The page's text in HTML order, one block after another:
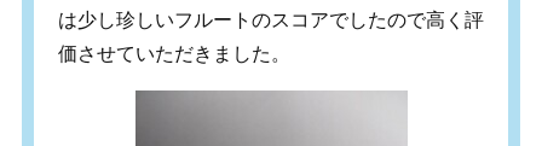
は少し珍しいフルートのスコアでしたので高く評
価させていただきました。